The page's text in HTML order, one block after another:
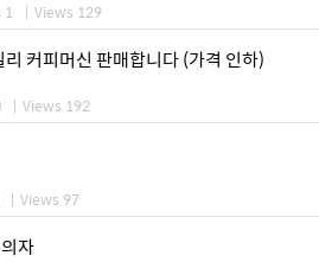
1 | Views 129
커피머신 판매합니다 (가격 인하)
| Views 192
| Views 97
자